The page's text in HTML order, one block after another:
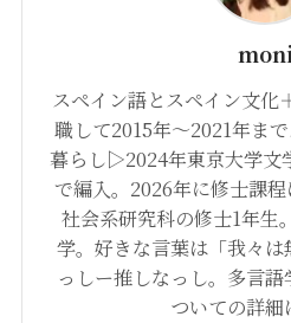
スペイン語とスペイン文化
職して2015年〜2021年ま
暮らし▷2024年東京大学文
で編入。2026年に修士課
社会系研究科の修士1年生
学。好きな言葉は「我々
っしー推しなっし。多言
ついての詳細